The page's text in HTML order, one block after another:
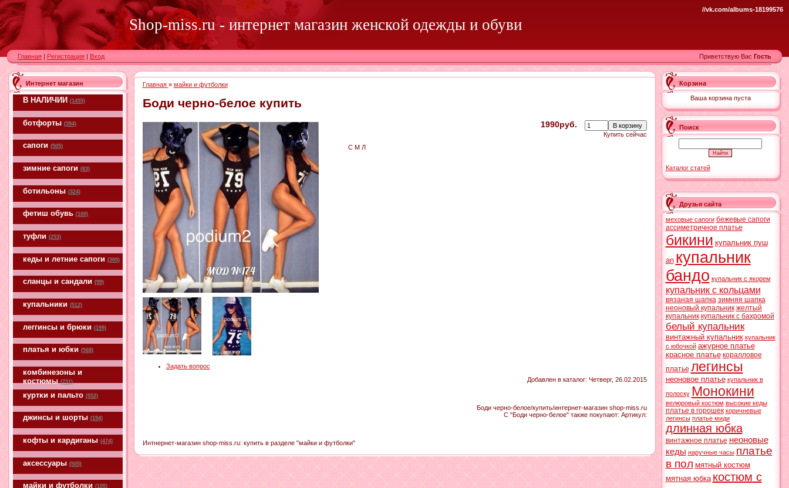
Shop-miss.ru - интернет магазин женской одежды и обуви
//vk.com/albums-18199576
Главная | Регистрация | Вход Приветствую Вас Гость
Интернет магазин
В НАЛИЧИИ(1455)
ботфорты(394)
сапоги(505)
зимние сапоги(83)
ботильоны(324)
фетиш обувь(100)
туфли(253)
кеды и летние сапоги(300)
сланцы и сандали(99)
купальники(512)
леггинсы и брюки(199)
платья и юбки(568)
комбинезоны и
костюмы(731)
куртки и пальто(552)
джинсы и шорты(194)
кофты и кардиганы(474)
аксессуары(505)
майки и футболки(105)
Главная » майки и футболки
Боди черно-белое купить
1990руб.
С М Л
Купить сейчас
Задать вопрос
Добавлен в каталог: Четверг, 26.02.2015
Боди черно-белое/купить/интернет-магазин shop-miss.ru
С "Боди черно-белое" также покупают: Артикул:
Интнернет-магазин shop-miss.ru: купить в разделе "майки и футболки"
Корзина
Ваша корзина пуста
Поиск
Каталог статей
Друзья сайта
меховые сапоги бежевые сапоги
ассиметричное платье
бикини купальник пуш
ап купальник
бандо купальник с якорем
купальник с кольцами
вязаная шапка зимняя шапка
неоновый купальник желтый
купальник купальник с бахромой
белый купальник
винтажный купальник купальник
с юбочкой ажурное платье
красное платье коралловое
платье легинсы
неоновое платье купальник в
полоску Монокини
велюровый костюм высокие кеды
платье в горошек коричневые
легинсы платье миди
длинная юбка
винтажное платье неоновые
кеды наручные часы платье
в пол мятный костюм
мятная юбка костюм с